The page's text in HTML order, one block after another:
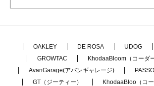
OAKLEY DE ROSA UDOG
GROWTAC
KhodaaBloom（コーダ
AvanGarage(アバンギャレージ)
GT（ジーティー）
KhodaaBloo（コー